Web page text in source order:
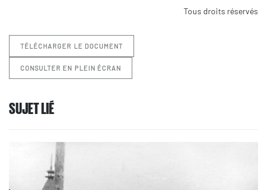
Tous droits réservés
TÉLÉCHARGER LE DOCUMENT
CONSULTER EN PLEIN ÉCRAN
SUJET LIÉ